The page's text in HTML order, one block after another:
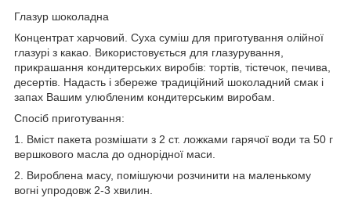
Глазур шоколадна
Концентрат харчовий. Суха суміш для приготування олійної
глазурі з какао. Використовується для глазурування,
прикрашання кондитерських виробів: тортів, тістечок, печива,
десертів. Надасть і збереже традиційний шоколадний смак і
запах Вашим улюбленим кондитерським виробам.
Спосіб приготування:
1. Вміст пакета розмішати з 2 ст. ложками гарячої води та 50 г
вершкового масла до однорідної маси.
2. Вироблена масу, помішуючи розчинити на маленькому
вогні упродовж 2-3 хвилин.